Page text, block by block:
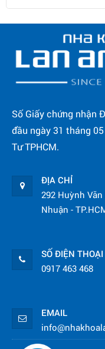
Số Giấy chứng nhận
đầu ngày 31 tháng
Tư TPHCM.
ĐỊA CHỈ
292 Huỳnh
Nhuận -
SỐ ĐIỆN THOẠI
0917 463 468
EMAIL